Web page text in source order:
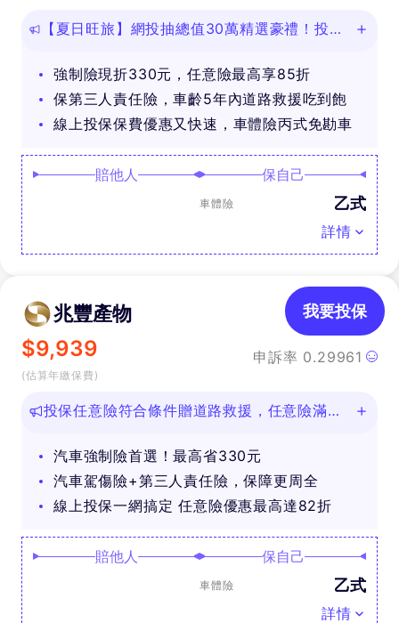
【夏日旺旅】網投抽總值30萬精選豪禮！投保
強制險現折330元，任意險最高享85折
保第三人責任險，車齡5年內道路救援吃到飽
線上投保保費優惠又快速，車體險丙式免勘車
賠他人 保自己
車體險 乙式
詳情
兆豐產物
$9,939
(估算年繳保費)
申訴率 0.29961
我要投保
投保任意險符合條件贈道路救援，任意險滿
汽車強制險首選！最高省330元
汽車駕傷險+第三人責任險，保障更周全
線上投保一網搞定 任意險優惠最高達82折
賠他人 保自己
車體險 乙式
詳情